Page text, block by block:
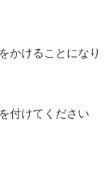
かけることになり
付けてください